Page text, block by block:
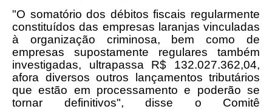
"O somatório dos débitos fiscais regularmente
constituídos das empresas laranjas vinculadas
à organização criminosa, bem como de
empresas supostamente regulares também
investigadas, ultrapassa R$ 132.027.362,04,
afora diversos outros lançamentos tributários
que estão em processamento e poderão se
tornar definitivos", disse o Comitê